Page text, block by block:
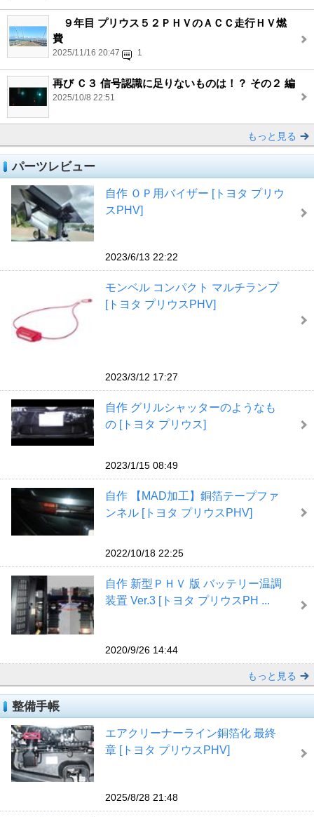
９年目 プリウス５２ＰＨＶのＡＣＣ走行ＨＶ燃
費
2025/11/16 20:47 1
再び Ｃ３ 信号認識に足りないものは！？ その２ 編
2025/10/8 22:51
もっと見る
パーツレビュー
自作 ＯＰ用バイザー [トヨタ プリウ
スPHV]
2023/6/13 22:22
モンベル コンパクト マルチランプ
[トヨタ プリウスPHV]
2023/3/12 17:27
自作 グリルシャッターのようなも
の [トヨタ プリウス]
2023/1/15 08:49
自作 【MAD加工】銅箔テープファ
ンネル [トヨタ プリウスPHV]
2022/10/18 22:25
自作 新型ＰＨＶ 版 バッテリー温調
装置 Ver.3 [トヨタ プリウスPH ...
2020/9/26 14:44
もっと見る
整備手帳
エアクリーナーライン銅箔化 最終
章 [トヨタ プリウスPHV]
2025/8/28 21:48